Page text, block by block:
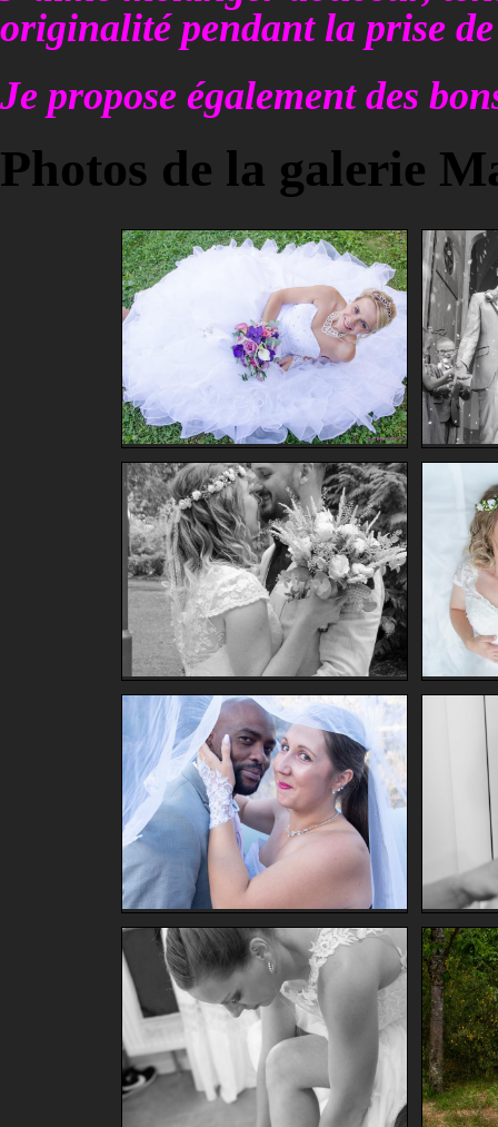
originalité pendant la prise de
Je propose également des
Photos de la galerie